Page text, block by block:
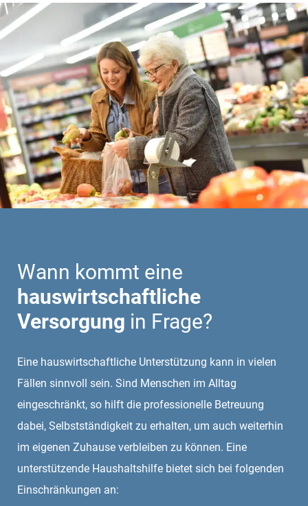
Wann kommt eine
hauswirtschaftliche
Versorgung in Frage?
Eine hauswirtschaftliche Unterstützung kann in vielen
Fällen sinnvoll sein. Sind Menschen im Alltag
eingeschränkt, so hilft die professionelle Betreuung
dabei, Selbstständigkeit zu erhalten, um auch weiterhin
im eigenen Zuhause verbleiben zu können. Eine
unterstützende Haushaltshilfe bietet sich bei folgenden
Einschränkungen an: